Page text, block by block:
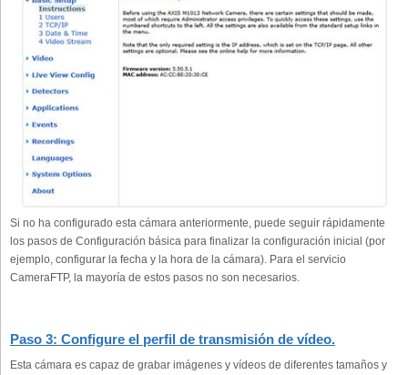
Si no ha configurado esta cámara anteriormente, puede seguir rápidamente
los pasos de Configuración básica para finalizar la configuración inicial (por
ejemplo, configurar la fecha y la hora de la cámara). Para el servicio
CameraFTP, la mayoría de estos pasos no son necesarios.
Paso 3: Configure el perfil de transmisión de vídeo.
Esta cámara es capaz de grabar imágenes y vídeos de diferentes tamaños y